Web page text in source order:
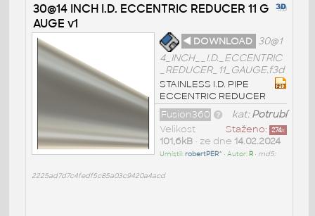
30@14 INCH I.D. ECCENTRIC REDUCER 11 G
AUGE v1
◄ DOWNLOAD 30@1
4_INCH__I.D._ECCENTRIC
_REDUCER_11_GAUGE.f3d
STAINLESS I.D. PIPE
ECCENTRIC REDUCER
kat:Potrubí
Fusion360
Staženo: 274x
Velikost
101,6kB• ze dne 14.02.2024
Umístil:robertPER^ • Autor: R• md5:
2225ad7d7c4fedf5c85a03c9420a4acd